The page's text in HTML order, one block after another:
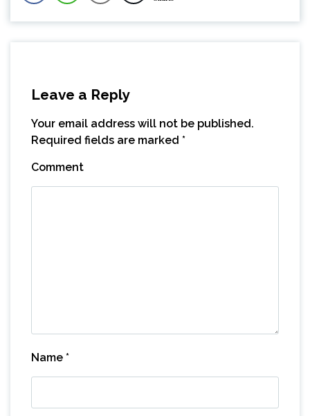
Leave a Reply
Your email address will not be published.
Required fields are marked *
Comment
Name *